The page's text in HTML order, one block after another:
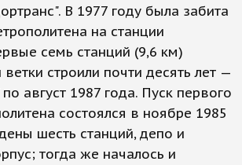
В 1977 году была забита
на станции
семь станций (9,6 км)
строили почти десять лет —
август 1987 года. Пуск первого
состоялся в ноябре 1985
шесть станций, депо и
тогда же началось и